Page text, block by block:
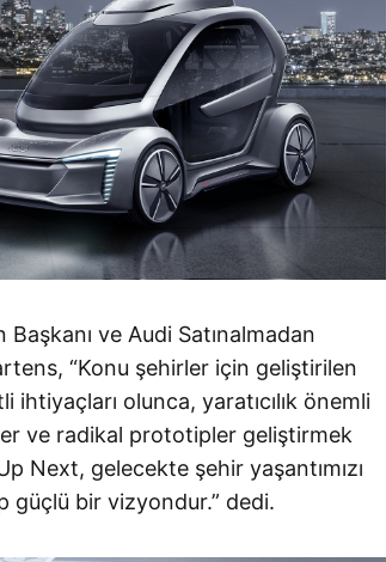
ve Audi Satınalmadan
“Konu şehirler için geliştirilen
olunca, yaratıcılık önemli
ve radikal prototipler geliştirmek
Next, gelecekte şehir yaşantımızı
güçlü bir vizyondur.” dedi.